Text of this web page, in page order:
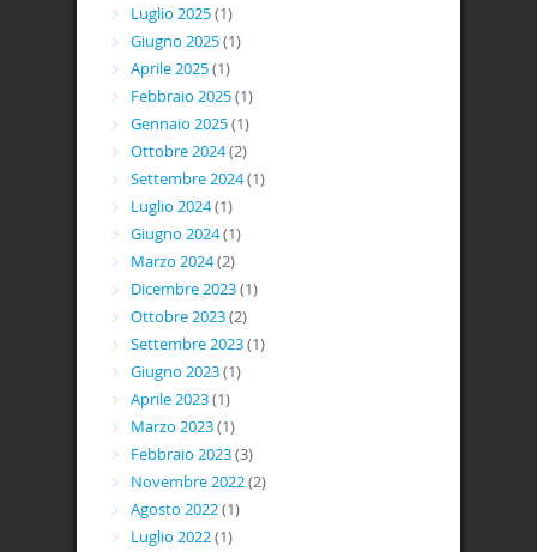
Luglio 2025(1)
Giugno 2025(1)
Aprile 2025(1)
Febbraio 2025(1)
Gennaio 2025(1)
Ottobre 2024(2)
Settembre 2024(1)
Luglio 2024(1)
Giugno 2024(1)
Marzo 2024(2)
Dicembre 2023(1)
Ottobre 2023(2)
Settembre 2023(1)
Giugno 2023(1)
Aprile 2023(1)
Marzo 2023(1)
Febbraio 2023(3)
Novembre 2022(2)
Agosto 2022(1)
Luglio 2022(1)